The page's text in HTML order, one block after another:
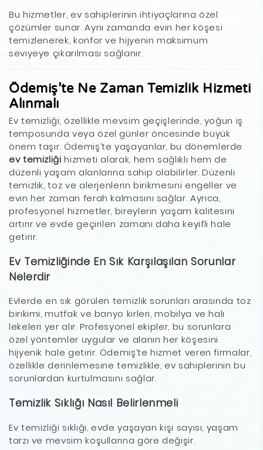
Bu hizmetler, ev sahiplerinin ihtiyaçlarına özel
çözümler sunar. Aynı zamanda evin her köşesi
temizlenerek, konfor ve hijyenin maksimum
seviyeye çıkarılması sağlanır.
Ödemiş’te Ne Zaman Temizlik Hizmeti
Alınmalı
Ev temizliği, özellikle mevsim geçişlerinde, yoğun iş
temposunda veya özel günler öncesinde büyük
önem taşır. Ödemiş’te yaşayanlar, bu dönemlerde
ev temizliği hizmeti alarak, hem sağlıklı hem de
düzenli yaşam alanlarına sahip olabilirler. Düzenli
temizlik, toz ve alerjenlerin birikmesini engeller ve
evin her zaman ferah kalmasını sağlar. Ayrıca,
profesyonel hizmetler, bireylerin yaşam kalitesini
artırır ve evde geçirilen zamanı daha keyifli hale
getirir.
Ev Temizliğinde En Sık Karşılaşılan Sorunlar
Nelerdir
Evlerde en sık görülen temizlik sorunları arasında toz
birikimi, mutfak ve banyo kirleri, mobilya ve halı
lekeleri yer alır. Profesyonel ekipler, bu sorunlara
özel yöntemler uygular ve alanın her köşesini
hijyenik hale getirir. Ödemiş’te hizmet veren firmalar,
özellikle derinlemesine temizlikle, ev sahiplerinin bu
sorunlardan kurtulmasını sağlar.
Temizlik Sıklığı Nasıl Belirlenmeli
Ev temizliği sıklığı, evde yaşayan kişi sayısı, yaşam
tarzı ve mevsim koşullarına göre değişir.